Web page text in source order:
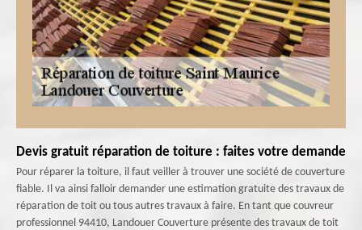
Devis gratuit réparation de toiture : faites votre demande
Pour réparer la toiture, il faut veiller à trouver une société de couverture
fiable. Il va ainsi falloir demander une estimation gratuite des travaux de
réparation de toit ou tous autres travaux à faire. En tant que couvreur
professionnel 94410, Landouer Couverture présente des travaux de toit